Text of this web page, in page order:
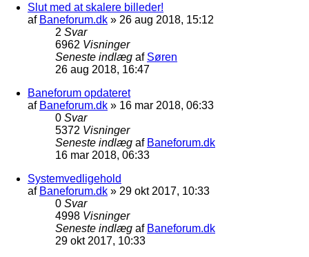
Slut med at skalere billeder!
af Baneforum.dk » 26 aug 2018, 15:12
2 Svar
6962 Visninger
Seneste indlæg af Søren
26 aug 2018, 16:47
Baneforum opdateret
af Baneforum.dk » 16 mar 2018, 06:33
0 Svar
5372 Visninger
Seneste indlæg af Baneforum.dk
16 mar 2018, 06:33
Systemvedligehold
af Baneforum.dk » 29 okt 2017, 10:33
0 Svar
4998 Visninger
Seneste indlæg af Baneforum.dk
29 okt 2017, 10:33